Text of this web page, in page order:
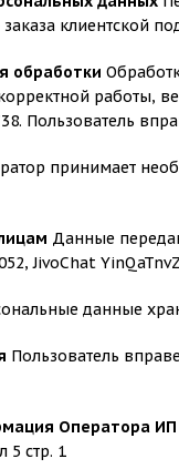
заказа клиентской
обработки
работы,
Пользователь
принимает
Данные
JivoChat
данные
Пользователь
Оператора
5 стр. 1